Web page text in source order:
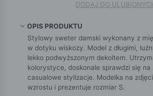
DODAJ DO
OPIS PRODUKTU
Stylowy sweter damski wykonany z
w dotyku wiskozy. Model z długimi,
lekko podwyższonym dekoltem.
kolorystyce, doskonale sprawdzi się na
casualowe stylizacje. Modelka na
wzrostu i prezentuje rozmiar S.